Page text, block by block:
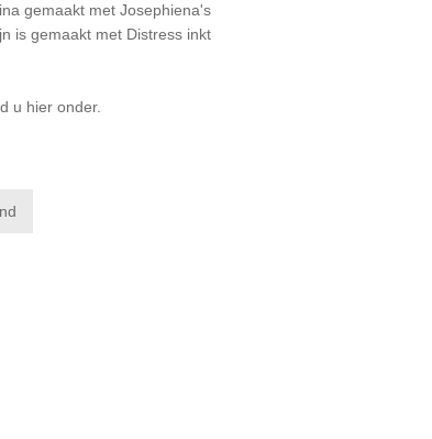
gemaakt metJosephiena's
is gemaakt met Distress inkt
u hier onder.